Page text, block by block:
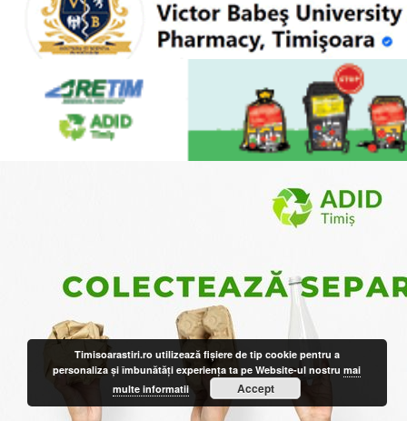
Timisoarastiri.ro utilizează fişiere de tip cookie pentru a
personaliza și îmbunătăți experiența ta pe Website-ul nostrumai
multe informatii
Accept